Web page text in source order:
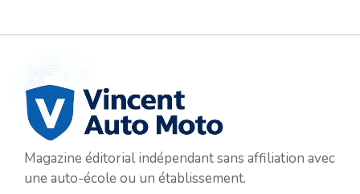
Magazine éditorial indépendant sans affiliation avec
une auto-école ou un établissement.